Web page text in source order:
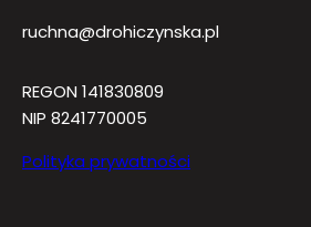
ruchna@drohiczynska.pl
REGON 141830809
NIP 8241770005
Polityka prywatności